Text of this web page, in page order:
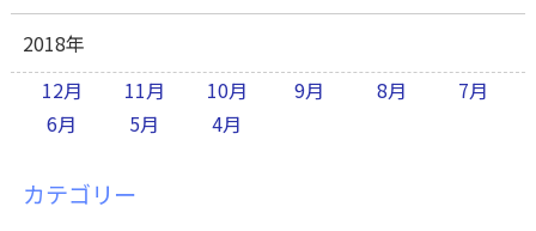
2018年
12月
11月 10月 9月 8月
7月
6月
5月 4月
カテゴリー